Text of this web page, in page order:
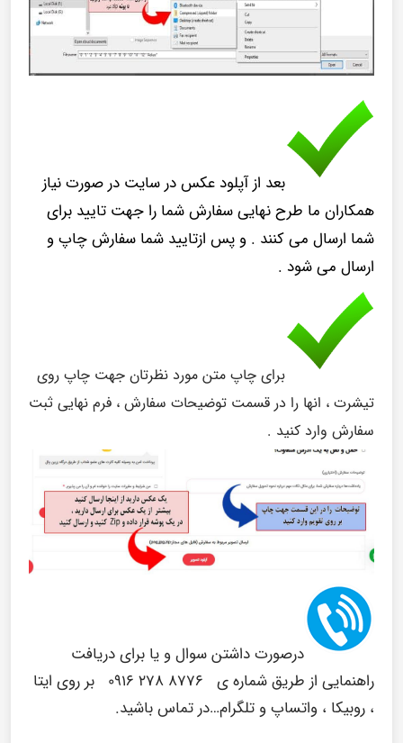
بعد از آپلود عکس در سایت در صورت نیاز
همکاران ما طرح نهایی سفارش شما را جهت تایید برای
شما ارسال می کنند . و پس ازتایید شما سفارش چاپ و
ارسال می شود .
برای چاپ متن مورد نظرتان جهت چاپ روی
تیشرت ، انها را در قسمت توضیحات سفارش ، فرم نهایی ثبت
سفارش وارد کنید .
درصورت داشتن سوال و یا برای دریافت
راهنمایی از طریق شماره ی ۸۷۷۶ ۲۷۸ ۰۹۱۶
بر روی ایتا
، روبیکا ، واتساپ و تلگرام…در تماس باشید.